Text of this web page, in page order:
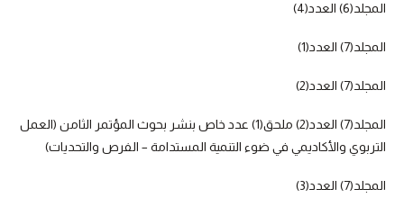
المجلد(6) العدد(4)
المجلد(7) العدد(1)
المجلد(7) العدد(2)
المجلد(7) العدد(2) ملحق(1) عدد خاص بنشر بحوث المؤتمر الثامن (العمل
التربوي والأكاديمي في ضوء التنمية المستدامة – الفرص والتحديات)
المجلد(7) العدد(3)